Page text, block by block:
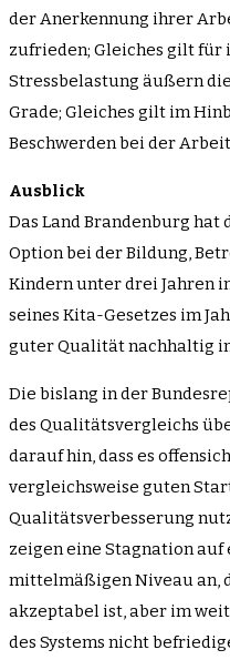
der Anerkennung ihrer
zufrieden; Gleiches gilt
Stressbelastung äußern
Grade; Gleiches gilt im
Beschwerden bei der
Ausblick
Das Land Brandenburg hat
Option bei der Bildung,
Kindern unter drei Jahren
seines Kita-Gesetzes im
guter Qualität nachhaltig
Die bislang in der
des Qualitätsvergleichs
darauf hin, dass es
vergleichsweise guten
Qualitätsverbesserung
zeigen eine Stagnation
mittelmäßigen Niveau an,
akzeptabel ist, aber im
des Systems nicht